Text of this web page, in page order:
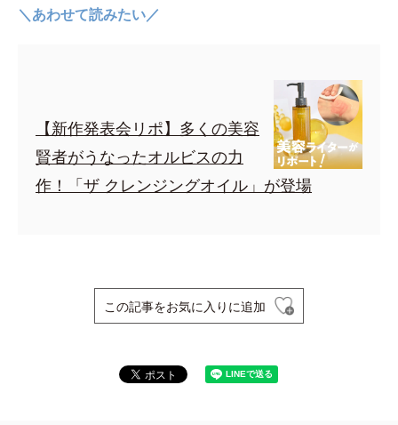
＼あわせて読みたい／
【新作発表会リポ】多くの美容
賢者がうなったオルビスの力
作！「ザ クレンジングオイル」が登場
この記事をお気に入りに追加